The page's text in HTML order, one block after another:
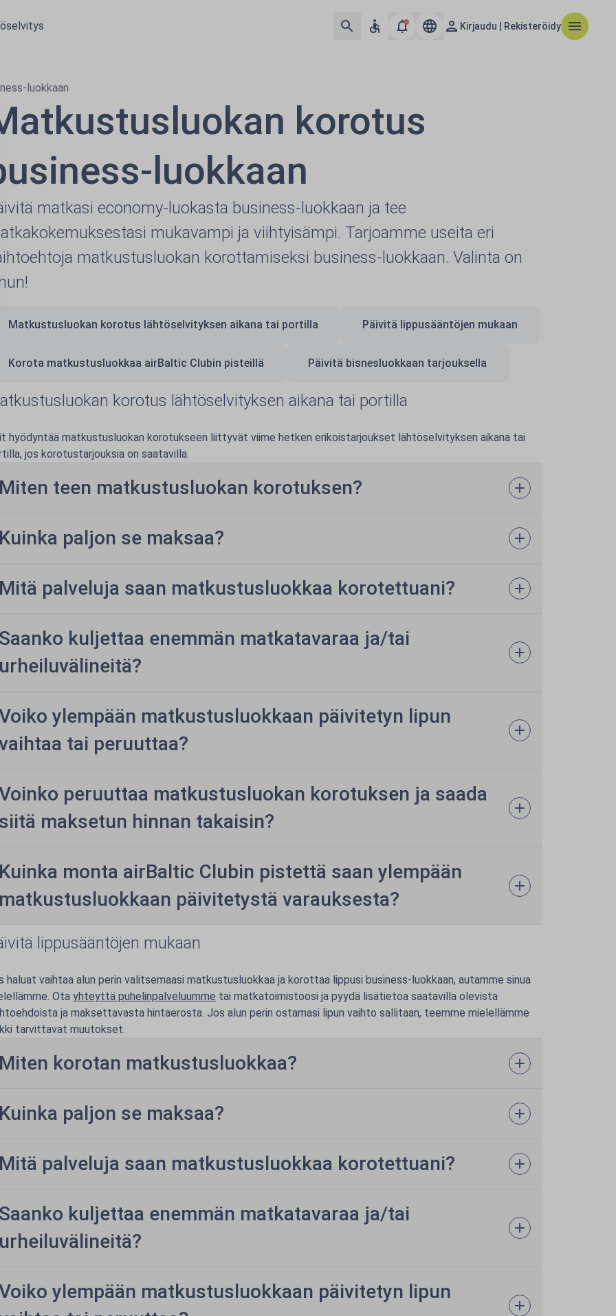
Kirjaudu | Rekisteröidy
luokkaan
korotus
luokkaan
matkasi economy-luokasta business-luokkaan ja tee
mukavampi ja viihtyisämpi. Tarjoamme useita eri
matkustusluokan korottamiseksi business-luokkaan. Valinta on
Matkustusluokan korotus lähtöselvityksen aikana tai portilla Päivitä lippusääntöjen mukaan
Korota matkustusluokkaa airBaltic Clubin pisteillä Päivitä bisnesluokkaan tarjouksella
korotus lähtöselvityksen aikana tai portilla
hyödyntää matkustusluokan korotukseen liittyvät viime hetken erikoistarjoukset lähtöselvityksen aikana tai
jos korotustarjouksia on saatavilla.
teen matkustusluokan korotuksen?
paljon se maksaa?
palveluja saan matkustusluokkaa korotettuani?
kuljettaa enemmän matkatavaraa ja/tai
ylempään matkustusluokkaan päivitetyn lipun
tai peruuttaa?
peruuttaa matkustusluokan korotuksen ja saada
maksetun hinnan takaisin?
monta airBaltic Clubin pistettä saan ylempään
päivitetystä varauksesta?
lippusääntöjen mukaan
haluat vaihtaa alun perin valitsemaasi matkustusluokkaa ja korottaa lippusi business-luokkaan, autamme sinua
Ota yhteyttä puhelinpalveluumme tai matkatoimistoosi ja pyydä lisätietoa saatavilla olevista
ja maksettavasta hintaerosta. Jos alun perin ostamasi lipun vaihto sallitaan, teemme mielellämme
tarvittavat muutokset.
korotan matkustusluokkaa?
paljon se maksaa?
palveluja saan matkustusluokkaa korotettuani?
kuljettaa enemmän matkatavaraa ja/tai
ylempään matkustusluokkaan päivitetyn lipun